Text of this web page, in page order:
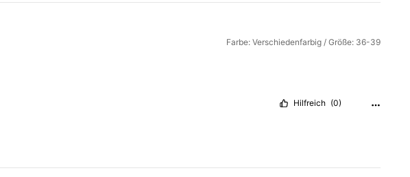
Farbe: Verschiedenfarbig / Größe: 36-39
Hilfreich (0)